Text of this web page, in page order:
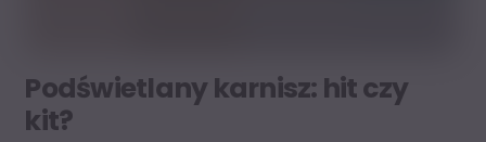
Podświetlany karnisz: hit czy
kit?